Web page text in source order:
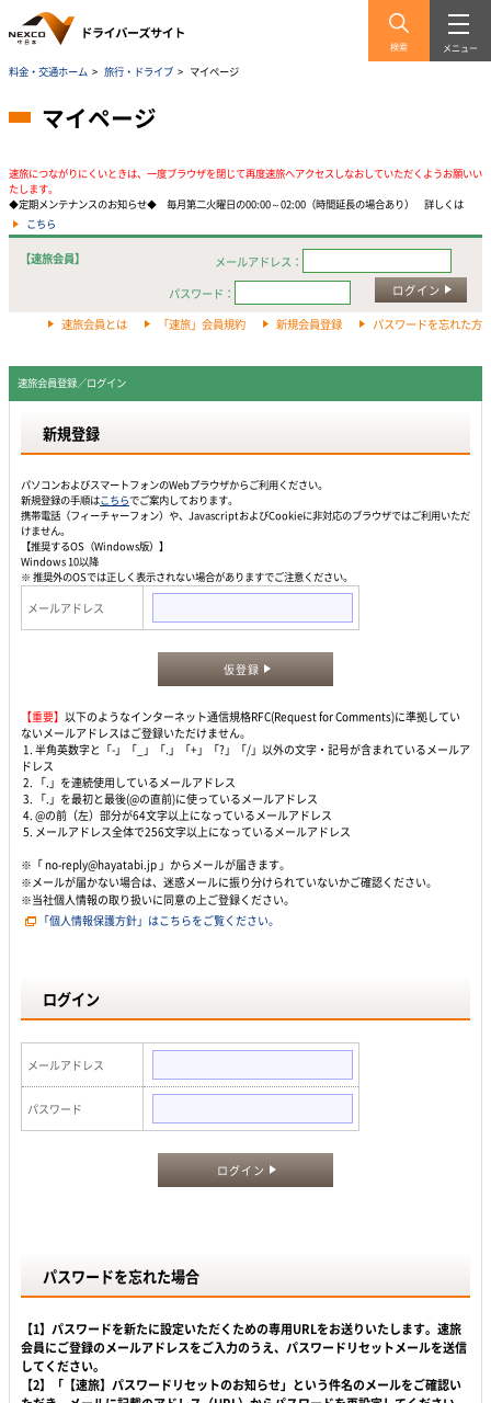
検索 メニュー
料金・交通ホーム > 旅行・ドライブ > マイページ
マイページ
速旅につながりにくいときは、一度ブラウザを閉じて再度速旅へアクセスしなおしていただくようお願いい
たします。
◆定期メンテナンスのお知らせ◆ 毎月第二火曜日の00:00～02:00（時間延長の場合あり） 詳しくは
こちら
【速旅会員】
メールアドレス：
パスワード：
ログイン
速旅会員とは 「速旅」会員規約 新規会員登録 パスワードを忘れた方
速旅会員登録／ログイン
新規登録
パソコンおよびスマートフォンのWebプラウザからご利用ください。
新規登録の手順はこちらでご案内しております。
携帯電話（フィーチャーフォン）や、JavascriptおよびCookieに非対応のブラウザではご利用いただ
けません。
【推奨するOS（Windows版）】
Windows 10以降
※ 推奨外のOSでは正しく表示されない場合がありますでご注意ください。
メールアドレス
仮登録
【重要】 以下のようなインターネット通信規格RFC(Request for Comments)に準拠してい
ないメールアドレスはご登録いただけません。
1. 半角英数字と「-」「_」「.」「+」「?」「/」以外の文字・記号が含まれているメールア
ドレス
2. 「.」を連続使用しているメールアドレス
3. 「.」を最初と最後(@の直前)に使っているメールアドレス
4. @の前（左）部分が64文字以上になっているメールアドレス
5. メールアドレス全体で256文字以上になっているメールアドレス
※「 no-reply@hayatabi.jp 」からメールが届きます。
※メールが届かない場合は、迷惑メールに振り分けられていないかご確認ください。
※当社個人情報の取り扱いに同意の上ご登録ください。
「個人情報保護方針」はこちらをご覧ください。
ログイン
メールアドレス
パスワード
ログイン
パスワードを忘れた場合
【1】パスワードを新たに設定いただくための専用URLをお送りいたします。速旅
会員にご登録のメールアドレスをご入力のうえ、パスワードリセットメールを送信
してください。
【2】「【速旅】パスワードリセットのお知らせ」という件名のメールをご確認い